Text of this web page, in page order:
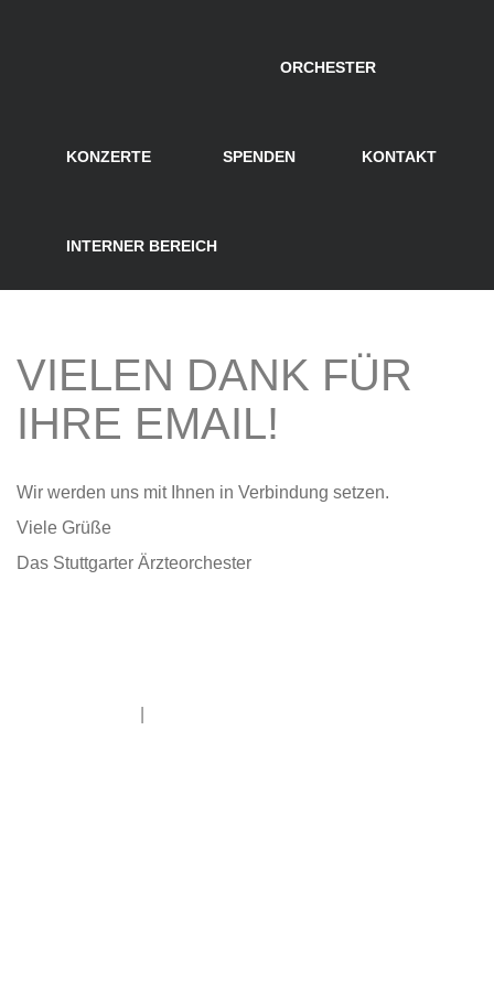
ORCHESTER
KONZERTE SPENDEN KONTAKT
INTERNER BEREICH
VIELEN DANK FÜR
IHRE EMAIL!
Wir werden uns mit Ihnen in Verbindung setzen.
Viele Grüße
Das Stuttgarter Ärzteorchester